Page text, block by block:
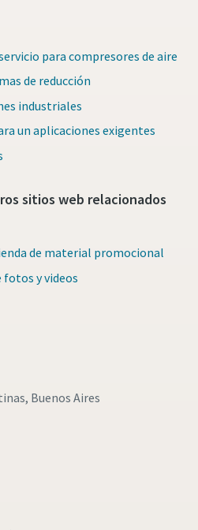
para compresores de aire
de reducción
industriales
un aplicaciones exigentes
sitios web relacionados
de material promocional
y videos
Buenos Aires